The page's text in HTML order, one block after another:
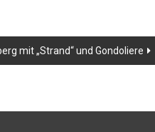
mit „Strand“ und Gondoliere